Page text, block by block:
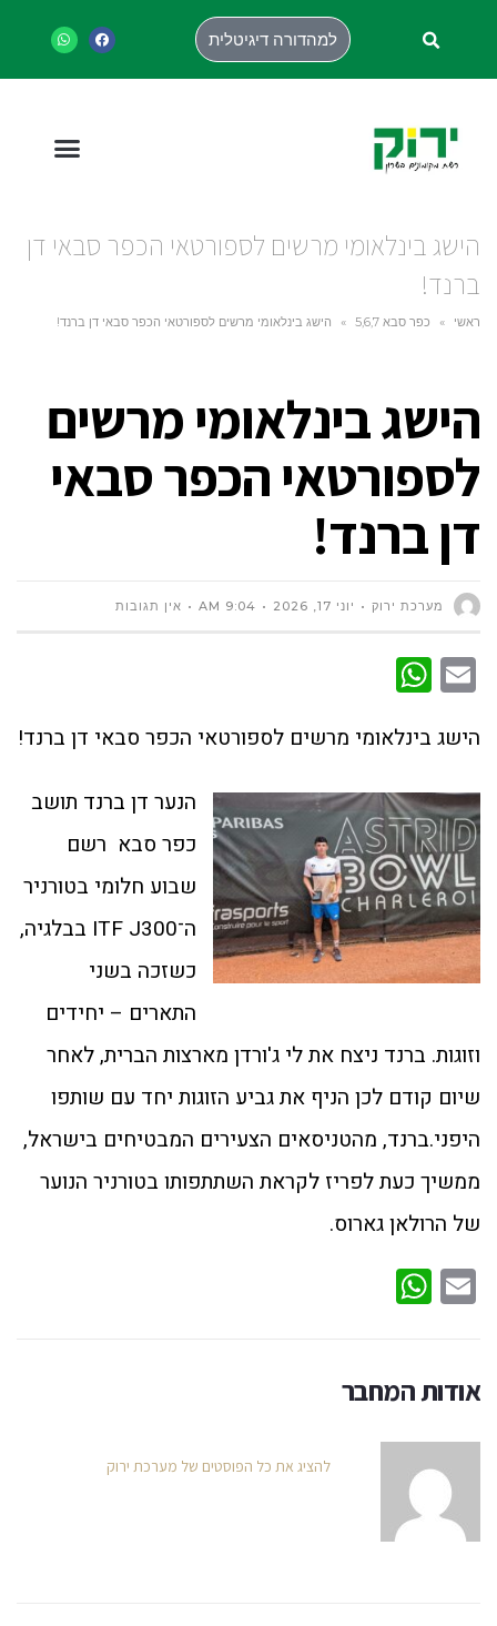
למהדורה דיגיטלית
הישג בינלאומי מרשים לספורטאי הכפר סבאי דן
ברנד!
ראשי » כפר סבא 5,6,7 » הישג בינלאומי מרשים לספורטאי הכפר סבאי דן ברנד!
הישג בינלאומי מרשים
לספורטאי הכפר סבאי
דן ברנד!
מערכת ירוק יוני 17, 2026 9:04 AM אין תגובות
Email
הישג בינלאומי מרשים לספורטאי הכפר סבאי דן ברנד!
הנער דן ברנד תושב
כפר סבא רשם
שבוע חלומי בטורניר
ה־ITF J300 בבלגיה,
כשזכה בשני
התארים – יחידים
וזוגות. ברנד ניצח את לי ג'ורדן מארצות הברית, לאחר
שיום קודם לכן הניף את גביע הזוגות יחד עם שותפו
היפני.ברנד, מהטניסאים הצעירים המבטיחים בישראל,
ממשיך כעת לפריז לקראת השתתפותו בטורניר הנוער
של הרולאן גארוס.
Email
אודות המחבר
להציג את כל הפוסטים של מערכת ירוק